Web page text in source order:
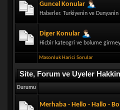
Guncel Konular
Haberler. Turkiyenin ve
Diger Konular
Hicbir kateogri ve bolume
Masonluk Harici Sorular
Site, Forum ve Uyeler
Durumu
Merhaba - Hello - Hallo -